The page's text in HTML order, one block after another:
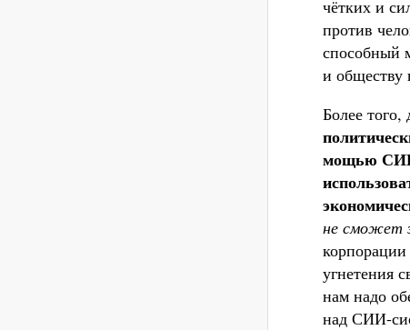
чётких и
против
способный
и обществу
Более того,
мощью СИИ
не сможет
корпорации
угнетения
нам надо
над СИИ-